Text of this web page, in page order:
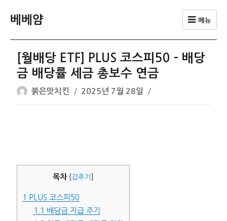
베베얌 메뉴
[월배당 ETF] PLUS 코스피50 – 배당
금 배당률 세금 총보수 연금
글
쓴
붉은맛치킨
작
성
2025년 7월 28일
목차 감추기
1
PLUS 코스피50
1.1 배당금 지급 주기